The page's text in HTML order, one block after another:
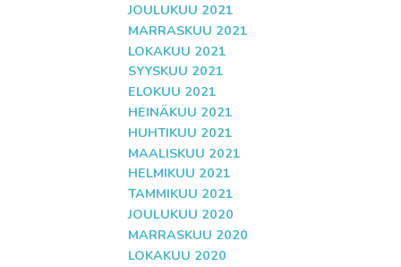
JOULUKUU 2021
MARRASKUU 2021
LOKAKUU 2021
SYYSKUU 2021
ELOKUU 2021
HEINÄKUU 2021
HUHTIKUU 2021
MAALISKUU 2021
HELMIKUU 2021
TAMMIKUU 2021
JOULUKUU 2020
MARRASKUU 2020
LOKAKUU 2020